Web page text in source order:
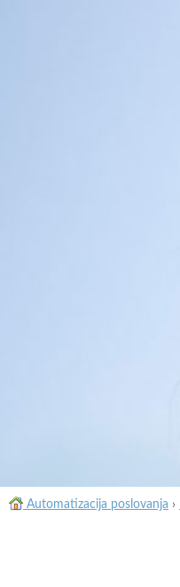
Automatizacija poslovanja ›